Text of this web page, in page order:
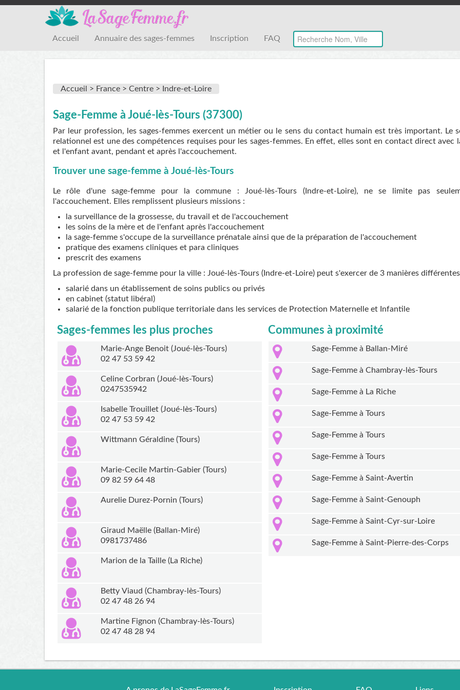
Accueil Annuaire des sages-femmes Inscription FAQ
Accueil > France > Centre > Indre-et-Loire
Sage-Femme à Joué-lès-Tours (37300)
Par leur profession, les sages-femmes exercent un métier ou le sens du contact humain est très important. Le
relationnel est une des compétences requises pour les sages-femmes. En effet, elles sont en contact direct avec
et l'enfant avant, pendant et après l'accouchement.
Trouver une sage-femme à Joué-lès-Tours
Le rôle d'une sage-femme pour la commune : Joué-lès-Tours (Indre-et-Loire), ne se limite pas
l'accouchement. Elles remplissent plusieurs missions :
la surveillance de la grossesse, du travail et de l'accouchement
les soins de la mère et de l'enfant après l'accouchement
la sage-femme s'occupe de la surveillance prénatale ainsi que de la préparation de l'accouchement
pratique des examens cliniques et para cliniques
prescrit des examens
La profession de sage-femme pour la ville : Joué-lès-Tours (Indre-et-Loire) peut s'exercer de 3 manières
salarié dans un établissement de soins publics ou privés
en cabinet (statut libéral)
salarié de la fonction publique territoriale dans les services de Protection Maternelle et Infantile
Sages-femmes les plus proches
Marie-Ange Benoit (Joué-lès-Tours)
02 47 53 59 42
Celine Corbran (Joué-lès-Tours)
0247535942
Isabelle Trouillet (Joué-lès-Tours)
02 47 53 59 42
Wittmann Géraldine (Tours)
Marie-Cecile Martin-Gabier (Tours)
09 82 59 64 48
Aurelie Durez-Pornin (Tours)
Giraud Maëlle (Ballan-Miré)
0981737486
Marion de la Taille (La Riche)
Betty Viaud (Chambray-lès-Tours)
02 47 48 26 94
Martine Fignon (Chambray-lès-Tours)
02 47 48 28 94
Communes à proximité
Sage-Femme à Ballan-Miré
Sage-Femme à Chambray-lès-Tours
Sage-Femme à La Riche
Sage-Femme à Tours
Sage-Femme à Tours
Sage-Femme à Tours
Sage-Femme à Saint-Avertin
Sage-Femme à Saint-Genouph
Sage-Femme à Saint-Cyr-sur-Loire
Sage-Femme à Saint-Pierre-des-Corps